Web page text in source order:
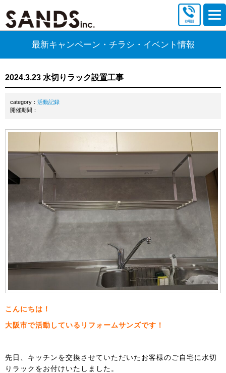
最新キャンペーン・チラシ・イベント情報
2024.3.23 水切りラック設置工事
category： 活動記録
開催期間：
こんにちは！
大阪市で活動しているリフォームサンズです！
先日、キッチンを交換させていただいたお客様のご自宅に水切
りラックをお付けいたしました。